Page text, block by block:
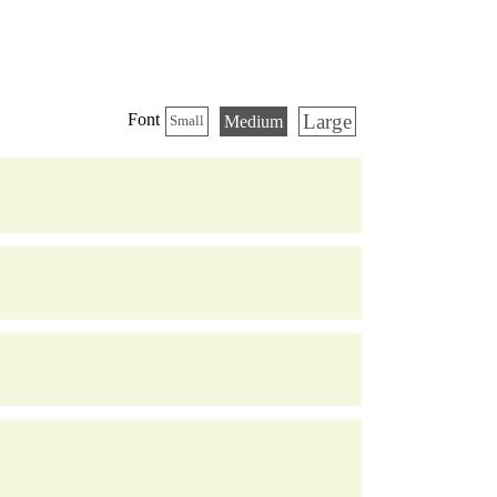
Font Small Medium Large